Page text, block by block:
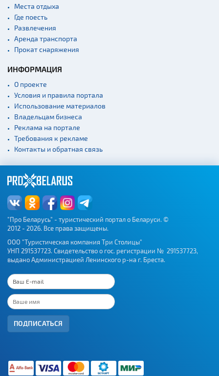
Места отдыха
Где поесть
Развлечения
Аренда транспорта
Прокат снаряжения
ИНФОРМАЦИЯ
О проекте
Условия и правила портала
Использование материалов
Владельцам бизнеса
Реклама на портале
Требования к рекламе
Контакты и обратная связь
"Про Беларусь" - туристический портал о Беларуси. ©
2012 - 2026. Все права защищены.
ООО "Туристическая компания Три Столицы"
УНП 291537723. Свидетельство о гос. регистрации № 291537723,
выдано Администрацией Ленинского р-на г. Бреста.
ПОДПИСАТЬСЯ